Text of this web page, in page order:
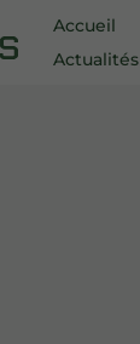
Accueil
Actualités